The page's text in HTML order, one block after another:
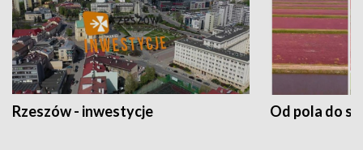
Rzeszów - inwestycje Od pola do